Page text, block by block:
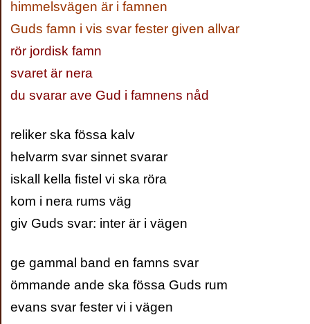
himmelsvägen är i famnen
Guds famn i vis svar fester given allvar
rör jordisk famn
svaret är nera
du svarar ave Gud i famnens nåd
reliker ska fössa kalv
helvarm svar sinnet svarar
iskall kella fistel vi ska röra
kom i nera rums väg
giv Guds svar: inter är i vägen
ge gammal band en famns svar
ömmande ande ska fössa Guds rum
evans svar fester vi i vägen